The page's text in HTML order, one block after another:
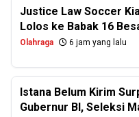
Justice Law Soccer
Lolos ke Babak 16
Olahraga 6 jam yang lalu
Istana Belum Kirim
Gubernur BI, Seleksi